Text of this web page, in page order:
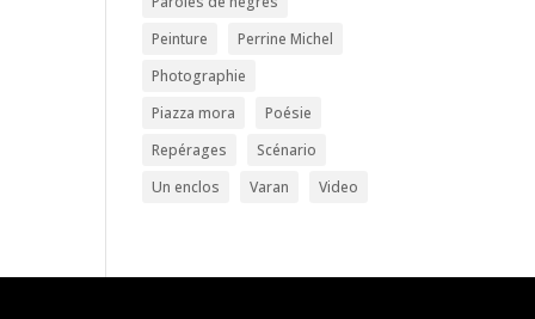
Peinture
Perrine Michel
Photographie
Piazza mora
Poésie
Repérages
Scénario
Un enclos
Varan Video